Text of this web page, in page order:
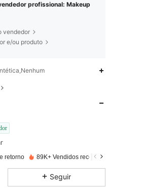
profissional: Makeup
vendedor
e/ou produto
253
253
retorno 89K+ Vendidos recentemente
Seguir